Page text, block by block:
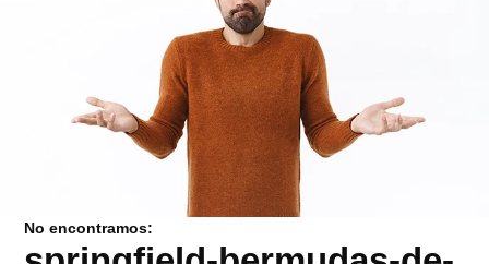
No encontramos: